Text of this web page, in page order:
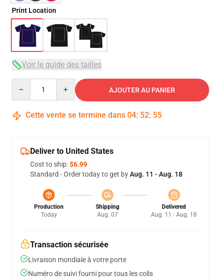
Print Location
Voir le guide des tailles
AJOUTER AU PANIER
Cette vente se termine dans 04: 52: 54
Deliver to United States
Cost to ship:$6.99
Standard - Order today to get byAug. 11 - Aug. 18
Production
Today
Shipping
Aug. 07
Delivered
Aug. 11 - Aug. 18
Transaction sécurisée
Livraison mondiale à votre porte
Numéro de suivi fourni pour tous les colis